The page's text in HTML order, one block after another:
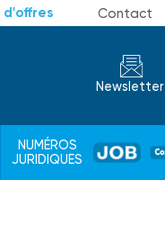
d'offres Contact
Newsletter
NUMÉROS
JURIDIQUES
JOB